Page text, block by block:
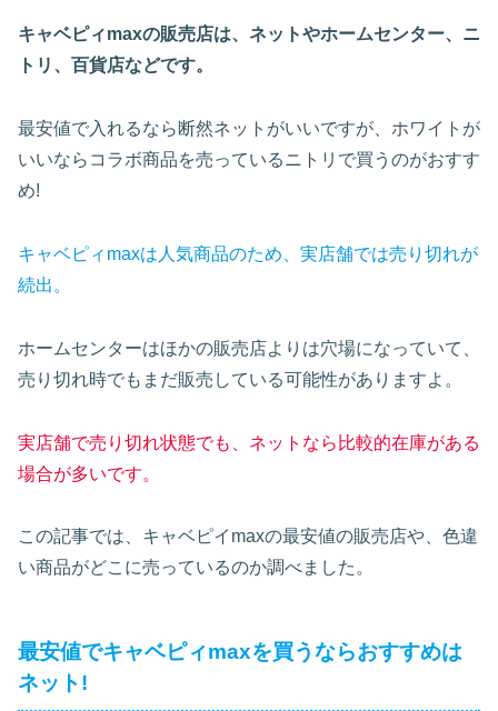
キャベピィmaxの販売店は、ネットやホームセンター、ニ
トリ、百貨店などです。
最安値で入れるなら断然ネットがいいですが、ホワイトが
いいならコラボ商品を売っているニトリで買うのがおすす
め!
キャベピィmaxは人気商品のため、実店舗では売り切れが
続出。
ホームセンターはほかの販売店よりは穴場になっていて、
売り切れ時でもまだ販売している可能性がありますよ。
実店舗で売り切れ状態でも、ネットなら比較的在庫がある
場合が多いです。
この記事では、キャベピイmaxの最安値の販売店や、色違
い商品がどこに売っているのか調べました。
最安値でキャベピィmaxを買うならおすすめは
ネット!